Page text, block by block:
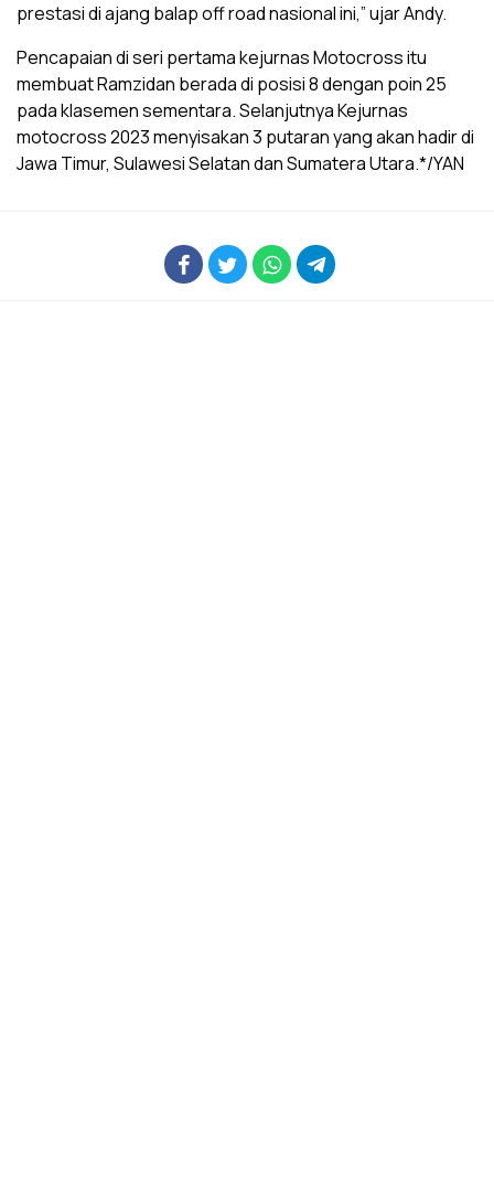
prestasi di ajang balap off road nasional ini,” ujar Andy.
Pencapaian di seri pertama kejurnas Motocross itu
membuat Ramzidan berada di posisi 8 dengan poin 25
pada klasemen sementara. Selanjutnya Kejurnas
motocross 2023 menyisakan 3 putaran yang akan hadir di
Jawa Timur, Sulawesi Selatan dan Sumatera Utara.*/YAN